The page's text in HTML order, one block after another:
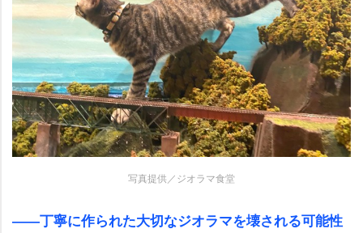
写真提供／ジオラマ食堂
――丁寧に作られた大切なジオラマを壊される可能性